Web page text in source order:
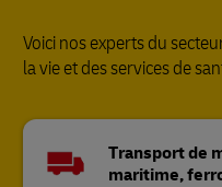
Voici nos experts du
la vie et des services de
Transport de
maritime,